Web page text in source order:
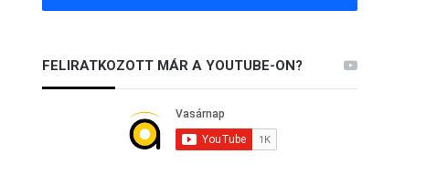
FELIRATKOZOTT MÁR A YOUTUBE-ON?